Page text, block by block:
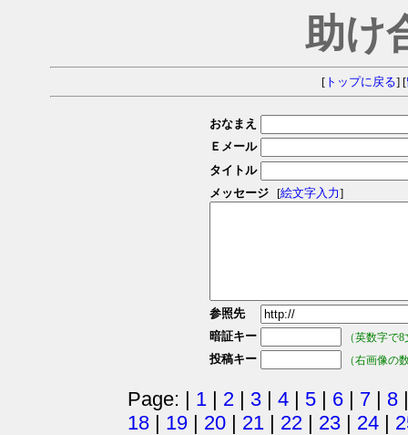
助け
[トップに戻る] [
おなまえ
Ｅメール
タイトル
メッセージ
[絵文字入力]
参照先
暗証キー
（英数字で
投稿キー （右画像の
Page: | 1 | 2 | 3 | 4 | 5 | 6 | 7 | 8
18 | 19 | 20 | 21 | 22 | 23 | 24 |